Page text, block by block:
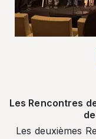
Les Rencontres
Les deuxièmes